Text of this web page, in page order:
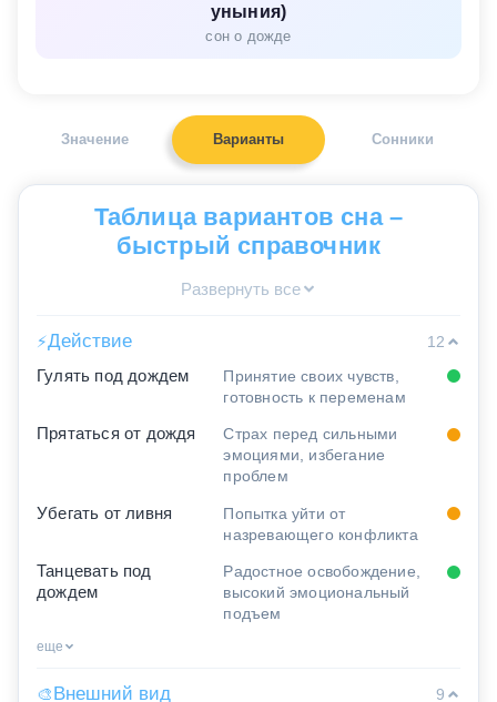
уныния)
сон о дожде
Значение Варианты Сонники
Таблица вариантов сна –
быстрый справочник
Развернуть все
⚡Действие
12
Гулять под дождем
Принятие своих чувств,
готовность к переменам
Прятаться от дождя
Страх перед сильными
эмоциями, избегание
проблем
Убегать от ливня
Попытка уйти от
назревающего конфликта
Танцевать под
дождем
Радостное освобождение,
высокий эмоциональный
подъем
еще
🎨Внешний вид 9